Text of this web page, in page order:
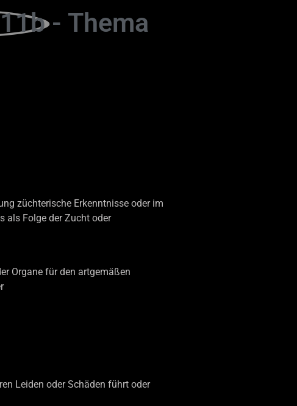
- Thema
züchterische Erkenntnisse oder im
als Folge der Zucht oder
Organe für den artgemäßen
Leiden oder Schäden führt oder